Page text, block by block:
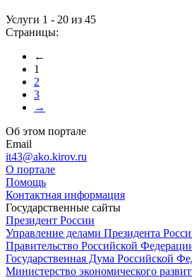
Услуги 1 - 20 из 45
Страницы:
←
1
2
3
→
Об этом портале
Email
it43@ako.kirov.ru
О портале
Помощь
Контактная информация
Государственные сайты
Президент России
Управление делами Президента
Правительство Российской
Государственная Дума Российской
Министерство экономического